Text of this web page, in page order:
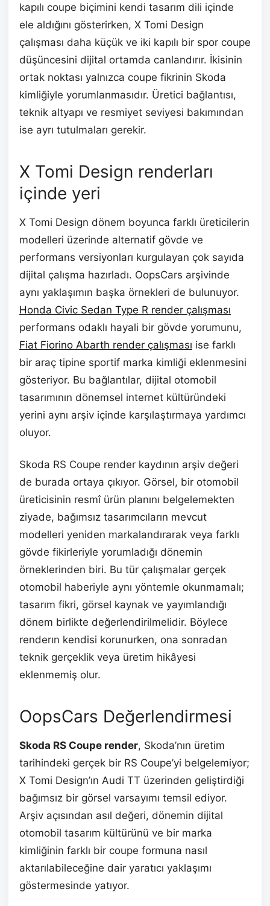
kapılı coupe biçimini kendi tasarım dili içinde
ele aldığını gösterirken, X Tomi Design
çalışması daha küçük ve iki kapılı bir spor coupe
düşüncesini dijital ortamda canlandırır. İkisinin
ortak noktası yalnızca coupe fikrinin Skoda
kimliğiyle yorumlanmasıdır. Üretici bağlantısı,
teknik altyapı ve resmiyet seviyesi bakımından
ise ayrı tutulmaları gerekir.
X Tomi Design renderları
içinde yeri
X Tomi Design dönem boyunca farklı üreticilerin
modelleri üzerinde alternatif gövde ve
performans versiyonları kurgulayan çok sayıda
dijital çalışma hazırladı. OopsCars arşivinde
aynı yaklaşımın başka örnekleri de bulunuyor.
Honda Civic Sedan Type R render çalışması
performans odaklı hayali bir gövde yorumunu,
Fiat Fiorino Abarth render çalışması ise farklı
bir araç tipine sportif marka kimliği eklenmesini
gösteriyor. Bu bağlantılar, dijital otomobil
tasarımının dönemsel internet kültüründeki
yerini aynı arşiv içinde karşılaştırmaya yardımcı
oluyor.
Skoda RS Coupe render kaydının arşiv değeri
de burada ortaya çıkıyor. Görsel, bir otomobil
üreticisinin resmî ürün planını belgelemekten
ziyade, bağımsız tasarımcıların mevcut
modelleri yeniden markalandırarak veya farklı
gövde fikirleriyle yorumladığı dönemin
örneklerinden biri. Bu tür çalışmalar gerçek
otomobil haberiyle aynı yöntemle okunmamalı;
tasarım fikri, görsel kaynak ve yayımlandığı
dönem birlikte değerlendirilmelidir. Böylece
renderın kendisi korunurken, ona sonradan
teknik gerçeklik veya üretim hikâyesi
eklenmemiş olur.
OopsCars Değerlendirmesi
Skoda RS Coupe render, Skoda’nın üretim
tarihindeki gerçek bir RS Coupe’yi belgelemiyor;
X Tomi Design’ın Audi TT üzerinden geliştirdiği
bağımsız bir görsel varsayımı temsil ediyor.
Arşiv açısından asıl değeri, dönemin dijital
otomobil tasarım kültürünü ve bir marka
kimliğinin farklı bir coupe formuna nasıl
aktarılabileceğine dair yaratıcı yaklaşımı
göstermesinde yatıyor.